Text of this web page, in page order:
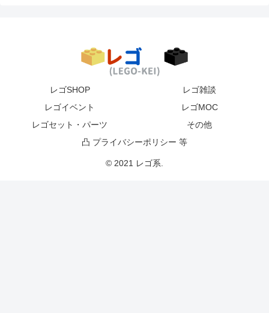
レゴSHOP
レゴ雑談
レゴイベント
レゴMOC
レゴセット・パーツ
その他
凸 プライバシーポリシー 等
© 2021 レゴ系.